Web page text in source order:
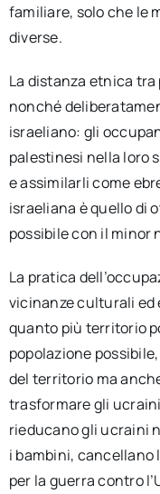
familiare, solo che le
diverse.
La distanza etnica
nonché
israeliano: gli
palestinesi nella loro
e assimilarli come
israeliana è quello di
possibile con il minor
La pratica
vicinanze culturali ed
quanto più territorio
popolazione
del territorio ma
trasformare gli
rieducano gli ucraini
i bambini,
per la guerra contro